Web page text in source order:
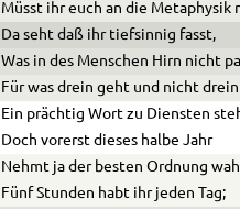
Müsst ihr euch an die Metaphysik
Da seht daß ihr tiefsinnig fasst,
Was in des Menschen Hirn nicht
Für was drein geht und nicht
Ein prächtig Wort zu Diensten
Doch vorerst dieses halbe Jahr
Nehmt ja der besten Ordnung
Fünf Stunden habt ihr jeden Tag;